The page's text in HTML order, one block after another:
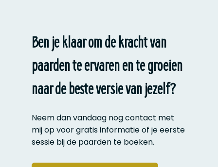
Ben je klaar om de kracht van
paarden te ervaren en te groeien
naar de beste versie van jezelf?
Neem dan vandaag nog contact met
mij op voor gratis informatie of je eerste
sessie bij de paarden te boeken.